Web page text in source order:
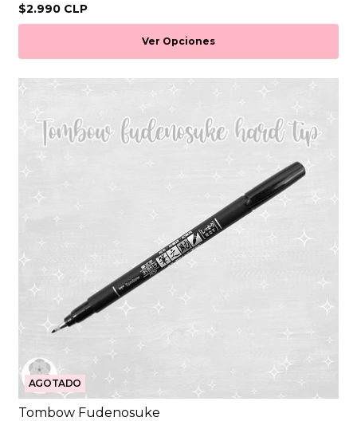
$2.990 CLP
Ver Opciones
AGOTADO
Tombow Fudenosuke